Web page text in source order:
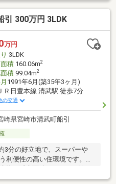
引 300万円 3LDK
万円
3LDK
積160.06m2
積99.04m2
1991年6月(築35年3ヶ月)
Ｒ日豊本線 清武駅 徒歩7分
の交通
崎県宮崎市清武町船引
3分の好立地で、スーパーや
利便性の高い住環境です。北
3部屋を備えています。1階は